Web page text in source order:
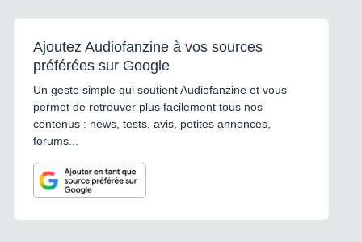
Ajoutez Audiofanzine à vos sources
préférées sur Google
Un geste simple qui soutient Audiofanzine et vous
permet de retrouver plus facilement tous nos
contenus : news, tests, avis, petites annonces,
forums...